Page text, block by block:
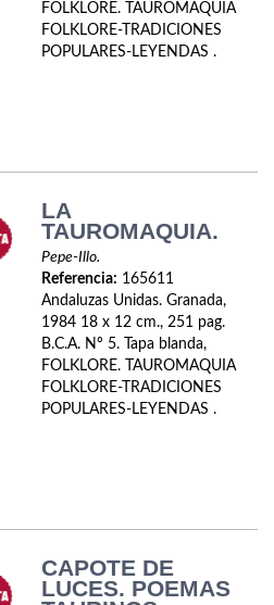
FOLKLORE. TAUROMAQUIA
FOLKLORE-TRADICIONES
POPULARES-LEYENDAS .
LA
TAUROMAQUIA.
Pepe-Illo.
Referencia: 165611
Andaluzas Unidas. Granada,
1984 18 x 12 cm., 251 pag.
B.C.A. Nº 5. Tapa blanda,
FOLKLORE. TAUROMAQUIA
FOLKLORE-TRADICIONES
POPULARES-LEYENDAS .
CAPOTE DE
LUCES. POEMAS